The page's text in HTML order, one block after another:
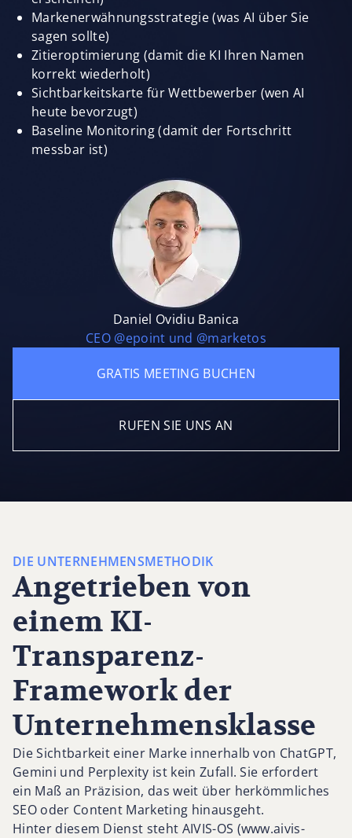
Markenerwähnungsstrategie (was AI über Sie
sagen sollte)
Zitieroptimierung (damit die KI Ihren Namen
korrekt wiederholt)
Sichtbarkeitskarte für Wettbewerber (wen AI
heute bevorzugt)
Baseline Monitoring (damit der Fortschritt
messbar ist)
Daniel Ovidiu Banica
CEO @epoint und @marketos
GRATIS MEETING BUCHEN
RUFEN SIE UNS AN
DIE UNTERNEHMENSMETHODIK
Angetrieben von
einem KI-
Transparenz-
Framework der
Unternehmensklasse
Die Sichtbarkeit einer Marke innerhalb von ChatGPT,
Gemini und Perplexity ist kein Zufall. Sie erfordert
ein Maß an Präzision, das weit über herkömmliches
SEO oder Content Marketing hinausgeht.
Hinter diesem Dienst steht AIVIS-OS (www.aivis-